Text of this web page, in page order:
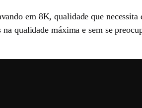
em 8K, qualidade que necessita
qualidade máxima e sem se